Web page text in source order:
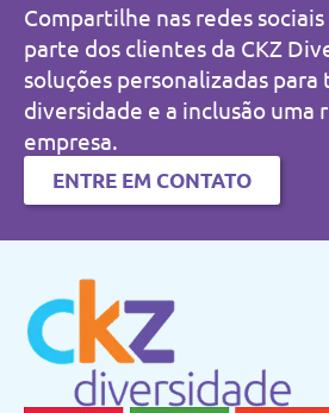
Compartilhe nas redes
parte dos clientes da CKZ
soluções personalizadas para
diversidade e a inclusão uma
empresa.
ENTRE EM CONTATO